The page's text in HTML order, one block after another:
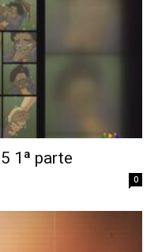
1ª parte
0